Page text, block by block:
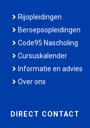
Rijopleidingen
Beroepsopleidingen
Code95 Nascholing
Cursuskalender
Informatie en advies
Over ons
DIRECT CONTACT